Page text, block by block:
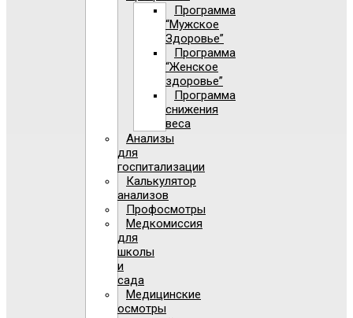
Программа
“Мужское
Здоровье”
Программа
“Женское
здоровье”
Программа
снижения
веса
Анализы
для
госпитализации
Калькулятор
анализов
Профосмотры
Медкомиссия
для
школы
и
сада
Медицинские
осмотры